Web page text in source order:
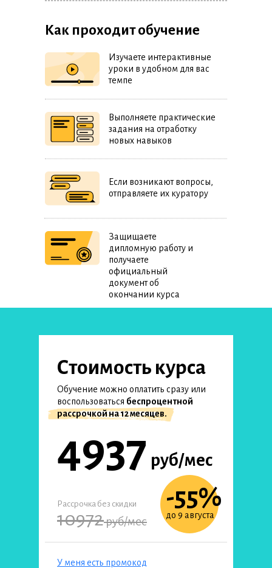
Как проходит обучение
Изучаете интерактивные
уроки в удобном для вас
темпе
Выполняете практические
задания на отработку
новых навыков
Если возникают вопросы,
отправляете их куратору
Защищаете
дипломную работу и
получаете
официальный
документ об
окончании курса
Стоимость курса
-55%
до 9 августа
Оплатить
4937 руб/мес
Рассрочка без скидки
10972руб/мес
Обучение можно оплатить сразу или
воспользоваться беспроцентной
рассрочкой на 12 месяцев.
У меня есть промокод